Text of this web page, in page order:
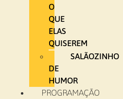
O
QUE
ELAS
QUISEREM
SALÃOZINHO
DE
HUMOR
PROGRAMAÇÃO